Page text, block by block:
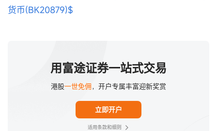
货币(BK20879)$
用富途证券一站式交易
港股一世免佣，开户专属丰富迎新奖赏
立即开户
适用条款和细则